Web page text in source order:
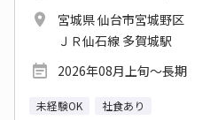
宮城県 仙台市宮城野区
ＪＲ仙石線 多賀城駅
2026年08月上旬～長期
未経験OK 社食あり